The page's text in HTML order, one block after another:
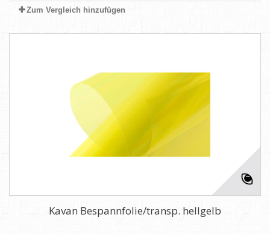
Zum Vergleich hinzufügen
Kavan Bespannfolie/transp. hellgelb